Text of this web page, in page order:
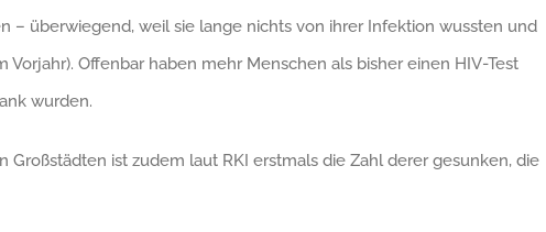
– überwiegend, weil sie lange nichts von ihrer Infektion wussten und
Vorjahr). Offenbar haben mehr Menschen als bisher einen HIV-Test
wurden.
ist zudem laut RKI erstmals die Zahl derer gesunken, die